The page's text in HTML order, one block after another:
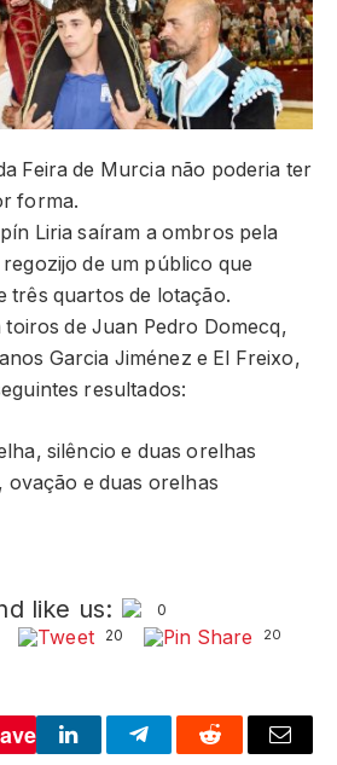
Feira de Murcia não poderia ter
forma.
Liria saíram a ombros pela
de um público que
três quartos de lotação.
toiros de Juan Pedro Domecq,
Garcia Jiménez e El Freixo,
resultados:
silêncio e duas orelhas
ovação e duas orelhas
like us:
0
20 20
LinkedInTelegramReddit Email